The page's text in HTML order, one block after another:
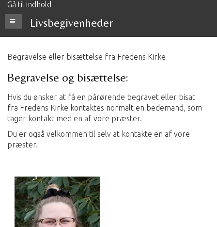
Gå til indhold
Livsbegivenheder
Begravelse eller bisættelse fra Fredens Kirke
Begravelse og bisættelse:
Hvis du ønsker at få en pårørende begravet eller bisat
fra Fredens Kirke kontaktes normalt en bedemand, som
tager kontakt med en af vore præster.
Du er også velkommen til selv at kontakte en af vore
præster.